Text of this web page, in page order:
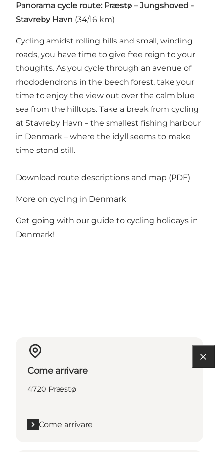
Panorama cycle route: Præstø – Jungshoved -
Stavreby Havn (34/16 km)
Cycling amidst rolling hills and small, winding
roads, you have time to give free reign to your
thoughts. As you cycle through an avenue of
rhododendrons in the beech forest, take your
time to enjoy the view out over the calm blue
sea from the hilltops. Take a break from cycling
at Stavreby Havn – the smallest fishing harbour
in Denmark – where the idyll seems to make
time stand still.
Download route descriptions and map (PDF)
More on cycling in Denmark
Get going with our guide to cycling holidays in
Denmark!
Come arrivare
4720 Præstø
Come arrivare